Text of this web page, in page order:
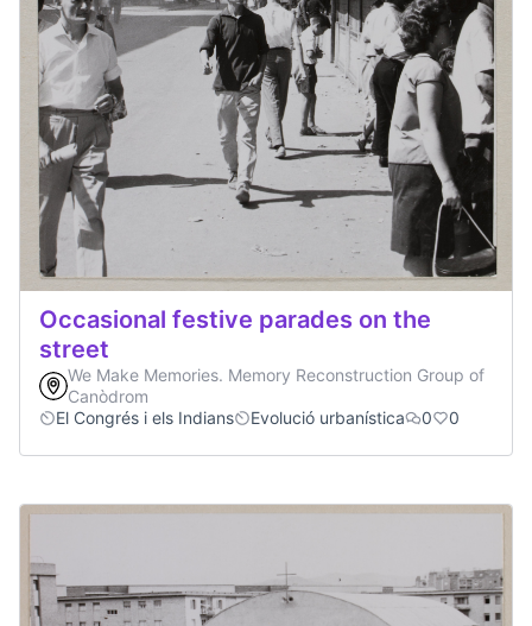
Occasional festive parades on the
street
We Make Memories. Memory Reconstruction Group of
Canòdrom
El Congrés i els Indians
Evolució urbanística 0 0